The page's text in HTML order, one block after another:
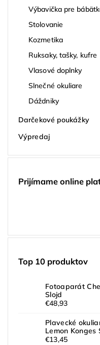
Výbavička pre
Stolovanie
Kozmetika
Ruksaky, tašky, kufre
Vlasové doplnky
Slnečné okuliare
Dáždniky
Darčekové poukážky
Výpredaj
Prijímame online
Top 10 produktov
Fotoaparát
Slojd
€48,93
Plavecké
Lemon Konges
€13,45